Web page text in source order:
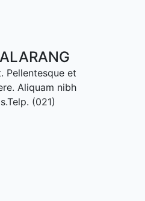
Pellentesque et
Aliquam nibh
(021)